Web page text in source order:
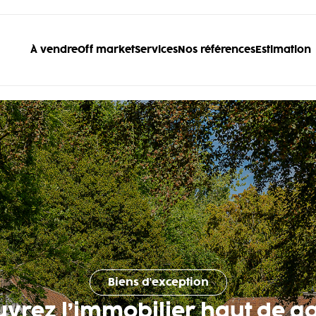
À vendreOff marketServices Nos références Estimation
Biens d'exception